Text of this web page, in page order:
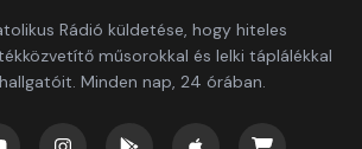
Rádió küldetése, hogy hiteles
műsorokkal és lelki táplálékkal
Minden nap, 24 órában.